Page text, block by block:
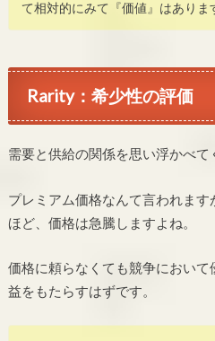
て相対的にみて『価値』はありま
Rarity：希少性の評価
需要と供給の関係を思い浮かべて
プレミアム価格なんて言われま
ほど、価格は急騰しますよね。
価格に頼らなくても競争におい
益をもたらすはずです。